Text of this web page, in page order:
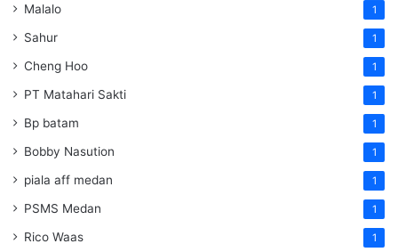
Malalo 1
Sahur 1
Cheng Hoo 1
PT Matahari Sakti 1
Bp batam 1
Bobby Nasution 1
piala aff medan 1
PSMS Medan 1
Rico Waas 1